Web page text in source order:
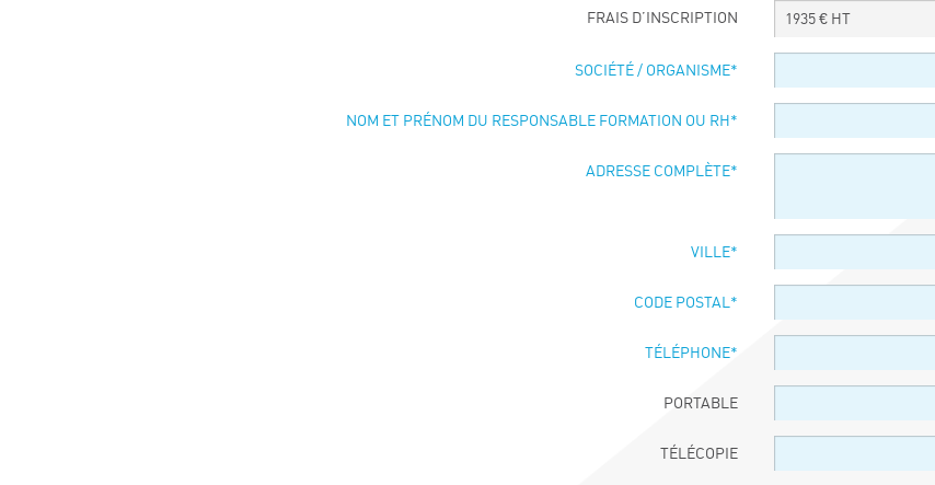
FRAIS D’INSCRIPTION 1935 € HT
SOCIÉTÉ / ORGANISME*
NOM ET PRÉNOM DU RESPONSABLE FORMATION OU RH *
ADRESSE COMPLÈTE*
VILLE*
CODE POSTAL*
TÉLÉPHONE*
PORTABLE
TÉLÉCOPIE